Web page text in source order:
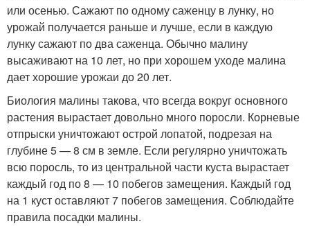
или осенью. Сажают по одному саженцу в лунку, но
урожай получается раньше и лучше, если в каждую
лунку сажают по два саженца. Обычно малину
высаживают на 10 лет, но при хорошем уходе малина
дает хорошие урожаи до 20 лет.
Биология малины такова, что всегда вокруг основного
растения вырастает довольно много поросли. Корневые
отпрыски уничтожают острой лопатой, подрезая на
глубине 5 — 8 см в земле. Если регулярно уничтожать
всю поросль, то из центральной части куста вырастает
каждый год по 8 — 10 побегов замещения. Каждый год
на 1 куст оставляют 7 побегов замещения. Соблюдайте
правила посадки малины.